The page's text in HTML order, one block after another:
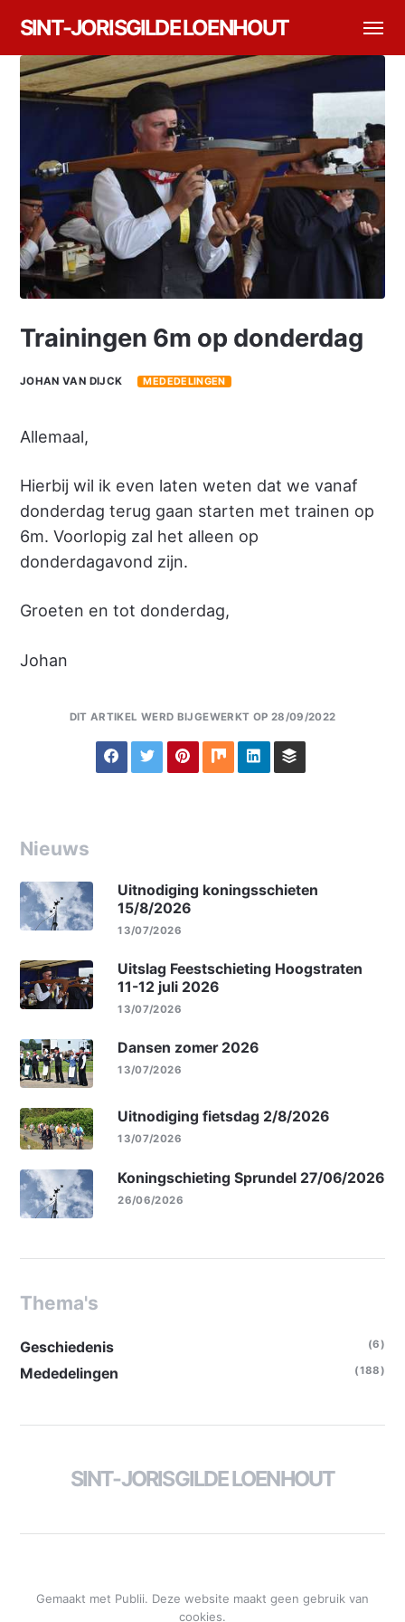
SINT-JORISGILDE LOENHOUT
Trainingen 6m op donderdag
JOHAN VAN DIJCK MEDEDELINGEN
Allemaal,
Hierbij wil ik even laten weten dat we vanaf
donderdag terug gaan starten met trainen op
6m. Voorlopig zal het alleen op
donderdagavond zijn.
Groeten en tot donderdag,
Johan
DIT ARTIKEL WERD BIJGEWERKT OP 28/09/2022
Nieuws
Uitnodiging koningsschieten
15/8/2026
13/07/2026
Uitslag Feestschieting Hoogstraten
11-12 juli 2026
13/07/2026
Dansen zomer 2026
13/07/2026
Uitnodiging fietsdag 2/8/2026
13/07/2026
Koningschieting Sprundel 27/06/2026
26/06/2026
Thema's
Geschiedenis (6)
Mededelingen (188)
SINT-JORISGILDE LOENHOUT
Gemaakt met Publii. Deze website maakt geen gebruik van
cookies.